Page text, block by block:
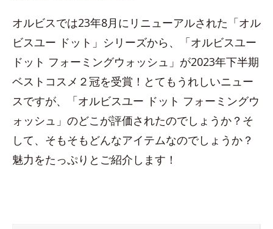
オルビスでは23年8月にリニューアルされた「オル
ビスユー ドット」シリーズから、「オルビスユー
ドット フォーミングウォッシュ」が2023年下半期
ベストコスメ２冠を受賞！とてもうれしいニュー
スですが、「オルビスユー ドット フォーミングウ
ォッシュ」のどこが評価されたのでしょうか？そ
して、そもそもどんなアイテムなのでしょうか？
魅力をたっぷりとご紹介します！